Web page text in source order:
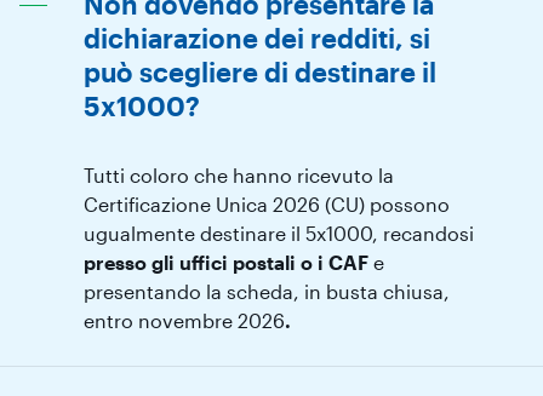
dichiarazione dei redditi, si
può scegliere di destinare il
5x1000?
Tutti coloro che hanno ricevuto la
Certificazione Unica 2026 (CU) possono
ugualmente destinare il 5x1000, recandosi
presso gli uffici postali o i CAFe
presentando la scheda, in busta chiusa,
entro novembre 2026.